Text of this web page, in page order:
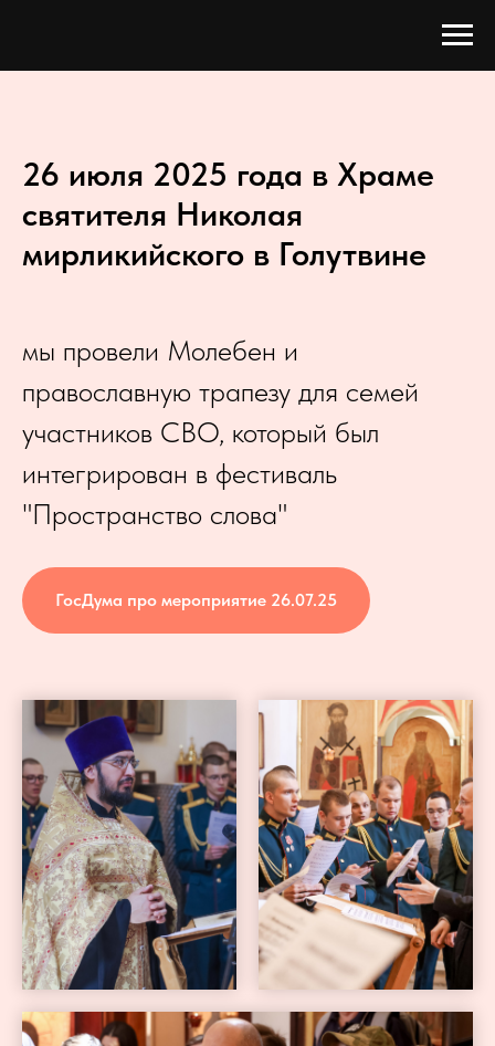
26 июля 2025 года в Храме
святителя Николая
мирликийского в Голутвине
мы провели Молебен и
православную трапезу для семей
участников СВО, который был
интегрирован в фестиваль
"Пространство слова"
ГосДума про мероприятие 26.07.25